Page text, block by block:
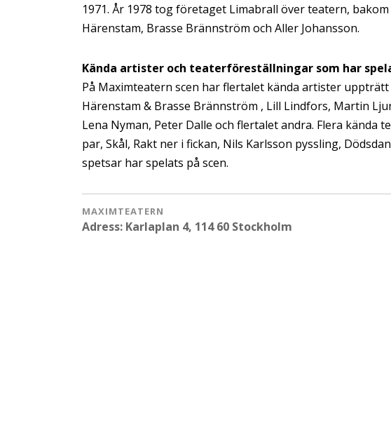
1971. År 1978 tog företaget Limabrall över teatern,
Härenstam, Brasse Brännström och Aller Johansson.
Kända artister och teaterföreställningar som har
På Maximteatern scen har flertalet kända artister
Härenstam & Brasse Brännström , Lill Lindfors, Martin
Lena Nyman, Peter Dalle och flertalet andra. Flera kända
par, Skål, Rakt ner i fickan, Nils Karlsson pyssling,
spetsar har spelats på scen.
MAXIMTEATERN
Adress: Karlaplan 4, 114 60 Stockholm